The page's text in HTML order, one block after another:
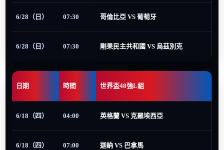
6/28（日） 07:30 哥倫比亞 VS 葡萄牙
6/28（日） 07:30 剛果民主共和國 VS 烏茲別克
日期 時間 世界盃48強L組
6/18（四） 04:00 英格蘭 VS 克羅埃西亞
6/18（四） 07:00 迦納 VS 巴拿馬